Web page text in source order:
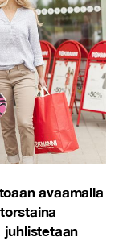
avaamalla
juhlistetaan